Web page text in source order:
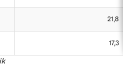
21,8
17,3